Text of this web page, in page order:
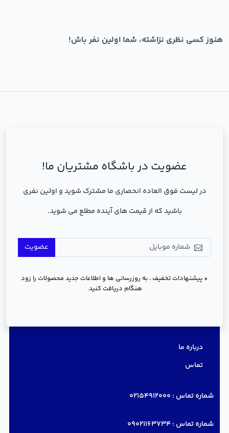
هنوز کسی نظری نزاشته، شما اولین نفر باش!
عضویت در باشگاه مشتریان ما!
در لیست فوق العاده انحصاری ما مشترک شوید و اولین نفری
باشید که از قیمت های آینده مطلع می شوید.
عضویت
* پیشنهادات تخفیف ، به روزرسانی ها و اطلاعات جدید محصولات را زود
هنگام دریافت کنید.
درباره ما
تماس
شماره تماس : 02154912000
شماره تماس :09021163734